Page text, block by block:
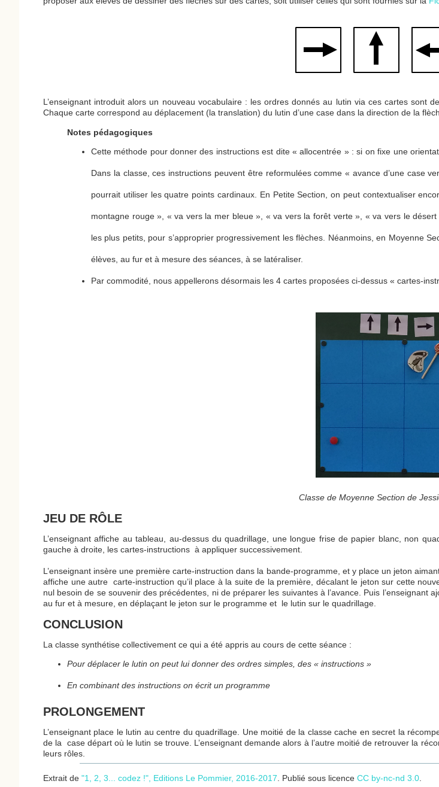
L’enseignant introduit alors un nouveau vocabulaire : les ordres donnés au lutin via ces cartes sont
Chaque carte correspond au déplacement (la translation) du lutin d’une case dans la direction de la
Notes pédagogiques
Cette méthode pour donner des instructions est dite « allocentrée » : si on fixe une
Dans la classe, ces instructions peuvent être reformulées comme « avance d’une case
pourrait utiliser les quatre points cardinaux. En Petite Section, on peut contextualiser
montagne rouge », « va vers la mer bleue », « va vers la forêt verte », « va vers le
les plus petits, pour s’approprier progressivement les flèches. Néanmoins, en Moyenne
élèves, au fur et à mesure des séances, à se latéraliser.
Par commodité, nous appellerons désormais les 4 cartes proposées ci-dessus « cartes-
Classe de Moyenne Section de
JEU DE RÔLE
L’enseignant affiche au tableau, au-dessus du quadrillage, une longue frise de papier blanc, non
gauche à droite, les cartes-instructions à appliquer successivement.
L’enseignant insère une première carte-instruction dans la bande-programme, et y place un jeton
affiche une autre carte-instruction qu’il place à la suite de la première, décalant le jeton sur cette
nul besoin de se souvenir des précédentes, ni de préparer les suivantes à l’avance. Puis
au fur et à mesure, en déplaçant le jeton sur le programme et le lutin sur le quadrillage.
CONCLUSION
La classe synthétise collectivement ce qui a été appris au cours de cette séance :
Pour déplacer le lutin on peut lui donner des ordres simples, des « instructions »
En combinant des instructions on écrit un programme
PROLONGEMENT
L’enseignant place le lutin au centre du quadrillage. Une moitié de la classe cache en secret la
de la case départ où le lutin se trouve. L’enseignant demande alors à l’autre moitié de retrouver la
leurs rôles.
Extrait de "1, 2, 3... codez !", Editions Le Pommier, 2016-2017. Publié sous licence CC by-nc-nd 3.0.